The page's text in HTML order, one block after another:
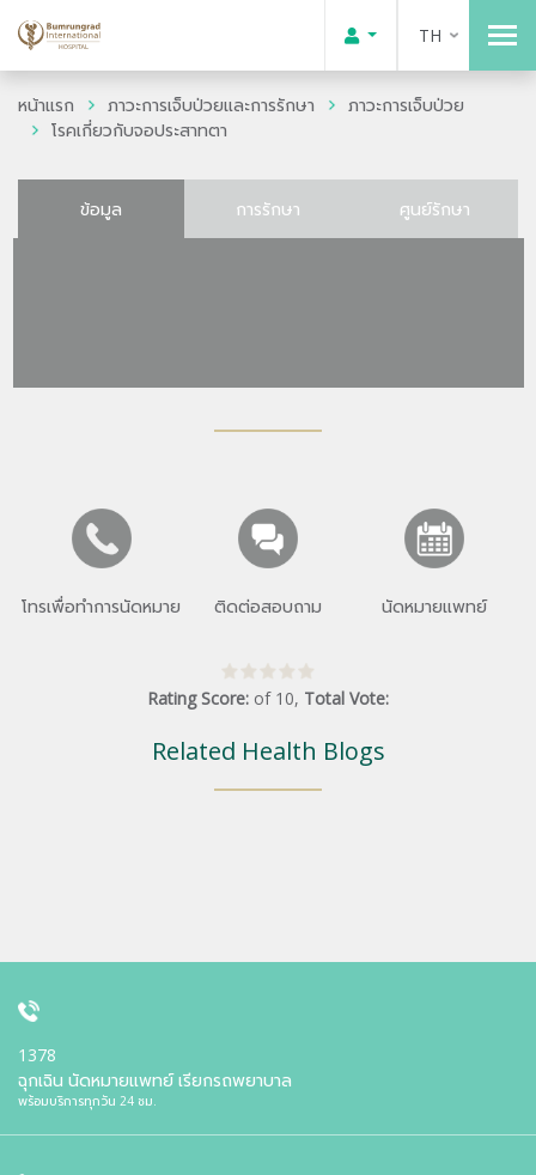
TH
หน้าแรก ภาวะการเจ็บป่วยและการรักษา
ภาวะการเจ็บป่วย
โรคเกี่ยวกับจอประสาทตา
ข้อมูล การรักษา ศูนย์รักษา
โทรเพื่อทำการนัดหมาย ติดต่อสอบถาม นัดหมายแพทย์
Rating Score: of 10, Total Vote:
Related Health Blogs
1378
ฉุกเฉิน นัดหมายแพทย์ เรียกรถพยาบาล
พร้อมบริการทุกวัน 24 ชม.